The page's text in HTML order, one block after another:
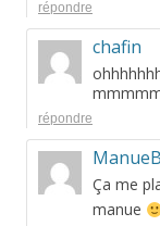
répondre
chafin
répondre
ManueB
Ça me
manue